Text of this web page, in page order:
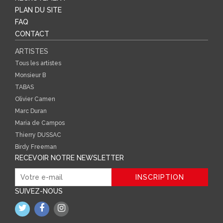
PLAN DU SITE
FAQ
CONTACT
ARTISTES
Tous les artistes
Monsieur B
TABAS
Olivier Camen
Marc Duran
Maria de Campos
Thierry DUSSAC
Birdy Freeman
RECEVOIR NOTRE NEWSLETTER
SUIVEZ-NOUS